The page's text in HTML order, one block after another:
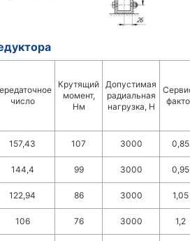
число
Крутящий
момент,
Нм
Допустимая
радиальная
нагрузка, Н
157,43 107 3000 0,85
144,4 99 3000 0,95
122,94 86 3000 1,05
106 76 3000 1,2